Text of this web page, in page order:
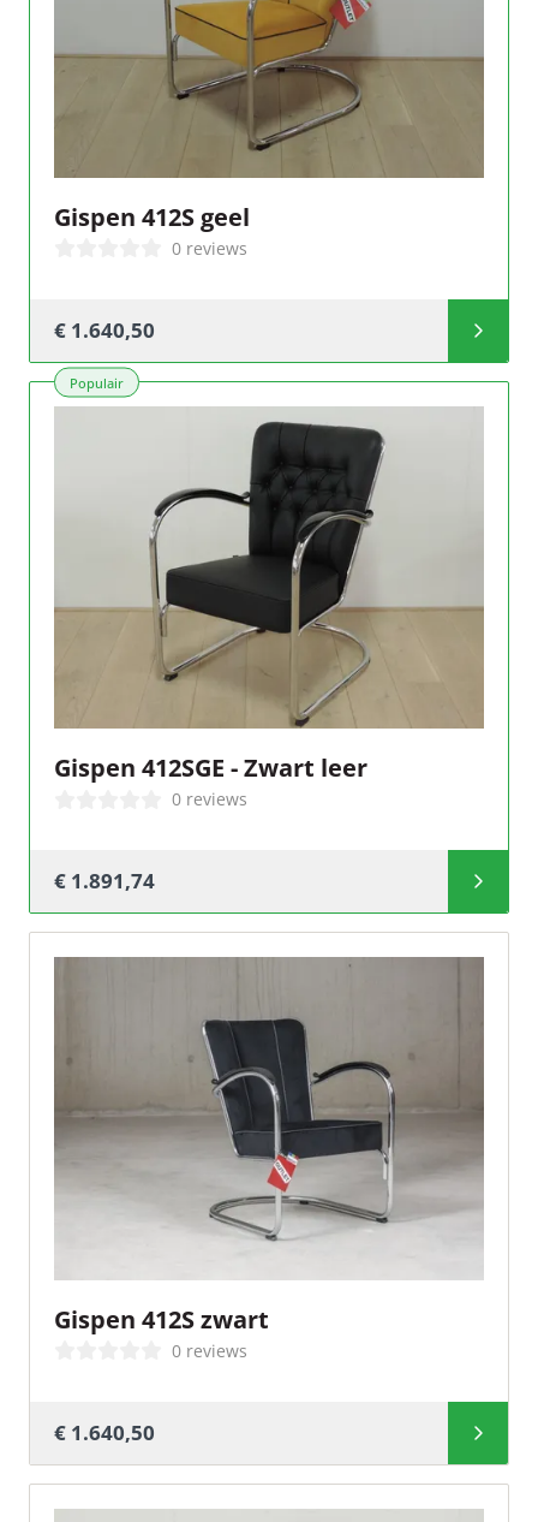
Gispen 412S geel
0 reviews
€ 1.640,50
Gispen 412SGE - Zwart leer
Populair
0 reviews
€ 1.891,74
Gispen 412S zwart
0 reviews
€ 1.640,50